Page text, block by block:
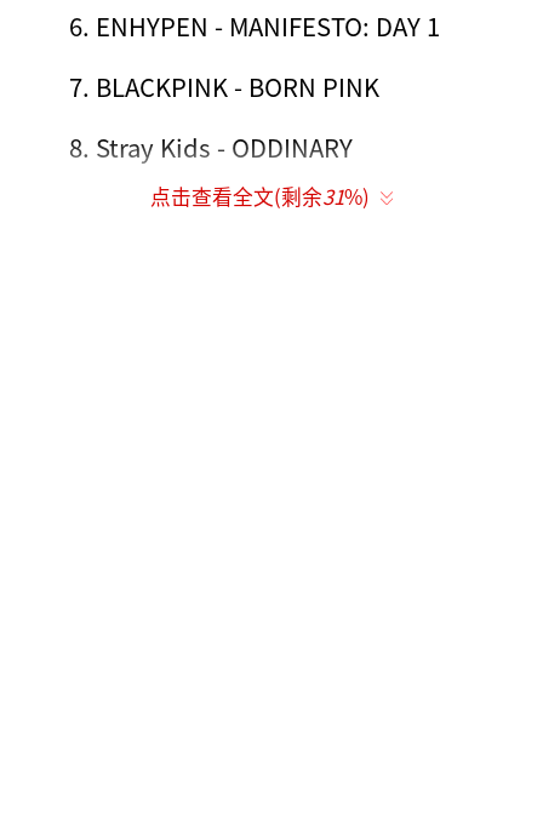
6. ENHYPEN - MANIFESTO: DAY 1
7. BLACKPINK - BORN PINK
8. Stray Kids - ODDINARY
9. Seventeen - sector 17
点击查看全文(剩余31%)